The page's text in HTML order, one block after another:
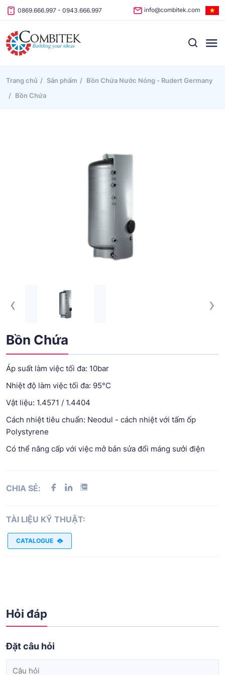
Skip to content
0869.666.997 - 0943.666.997 info@combitek.com
Trang chủ Sản phẩm
Bồn Chứa Nước Nóng - Rudert Germany
Bồn Chứa
‹ ›
Bồn Chứa
Áp suất làm việc tối đa: 10bar
Nhiệt độ làm việc tối đa: 95°C
Vật liệu: 1.4571 / 1.4404
Cách nhiệt tiêu chuẩn: Neodul - cách nhiệt với tấm ốp
Polystyrene
Có thể nâng cấp với việc mở bản sửa đổi máng sưởi điện
CHIA SẺ:
TÀI LIỆU KỸ THUẬT:
CATALOGUE
Hỏi đáp
Đặt câu hỏi